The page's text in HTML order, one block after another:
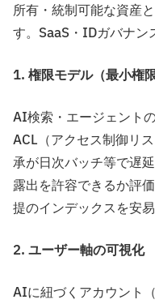
所有・統制可能な資産
す。SaaS・IDガバナン
1. 権限モデル（最小権
AI検索・エージェント
ACL（アクセス制御リ
承が日次バッチ等で遅
露出を許容できるか評
提のインデックスを安
2. ユーザー軸の可視化
AIに紐づくアカウント